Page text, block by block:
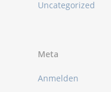
Uncategorized
Meta
Anmelden